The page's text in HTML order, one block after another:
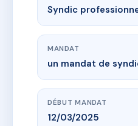
Syndic
MANDAT
un mandat de
DÉBUT MANDAT
12/03/2025